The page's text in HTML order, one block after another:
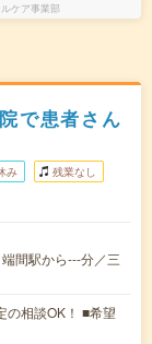
ケア事業部
で患者さん
み 残業なし
間駅から---分／三
の相談OK！ ■希望